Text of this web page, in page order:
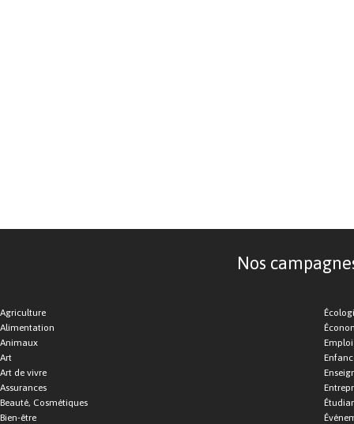
Nos
Agriculture
Alimentation
Animaux
Art
Art de vivre
Assurances
Beauté, Cosmétiques
Bien-être
Emploi